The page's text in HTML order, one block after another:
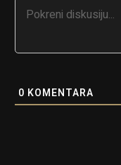
0 KOMENTARA